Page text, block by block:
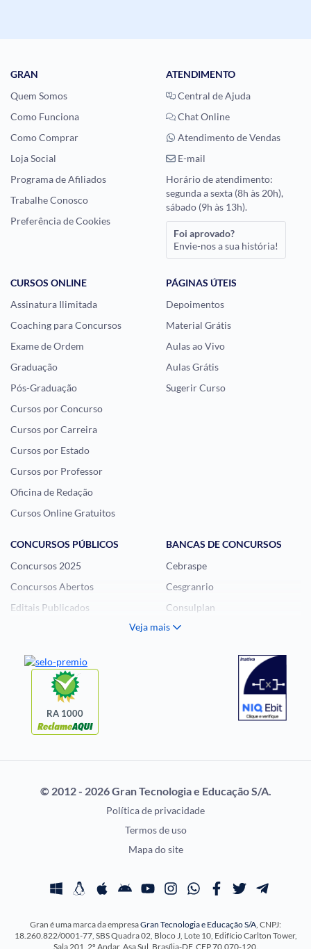
GRAN
Quem Somos
Como Funciona
Como Comprar
Loja Social
Programa de Afiliados
Trabalhe Conosco
Preferência de Cookies
ATENDIMENTO
Central de Ajuda
Chat Online
Atendimento de Vendas
E-mail
Horário de atendimento:
segunda a sexta (8h às 20h),
sábado (9h às 13h).
Foi aprovado?
Envie-nos a sua história!
CURSOS ONLINE
Assinatura Ilimitada
Coaching para Concursos
Exame de Ordem
Graduação
Pós-Graduação
Cursos por Concurso
Cursos por Carreira
Cursos por Estado
Cursos por Professor
Oficina de Redação
Cursos Online Gratuitos
PÁGINAS ÚTEIS
Depoimentos
Material Grátis
Aulas ao Vivo
Aulas Grátis
Sugerir Curso
CONCURSOS PÚBLICOS
Concursos 2025
Concursos Abertos
Editais Publicados
Questões de Concurso
BANCAS DE CONCURSOS
Cebraspe
Cesgranrio
Consulplan
FCC
CONCURSOS POR
Concursos Militares
Concursos Saúde
EXAME DE ORDEM
OAB
Prova OAB
Calendário OAB
Questões OAB
Exame de Ordem
Veja mais
RA 1000
© 2012 - 2026 Gran Tecnologia e Educação S/A.
Política de privacidade
Termos de uso
Mapa do site
Gran é uma marca da empresaGran Tecnologia e Educação S/A, CNPJ:
18.260.822/0001-77, SBS Quadra 02, Bloco J, Lote 10, Edifício Carlton Tower,
Sala 201, 2º Andar, Asa Sul, Brasília-DF, CEP 70.070-120.